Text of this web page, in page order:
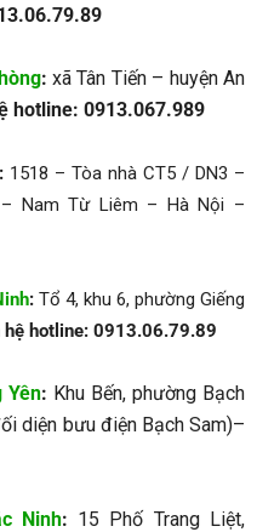
: xã Tân Tiến – huyện An
hotline: 0913.067.989
: 1518 – Tòa nhà CT5 / DN3 –
Nam Từ Liêm – Hà Nội –
: Tổ 4, khu 6, phường Giếng
hệ hotline: 0913.06.79.89
Yên: Khu Bến, phường Bạch
diện bưu điện Bạch Sam)–
Ninh: 15 Phố Trang Liệt,